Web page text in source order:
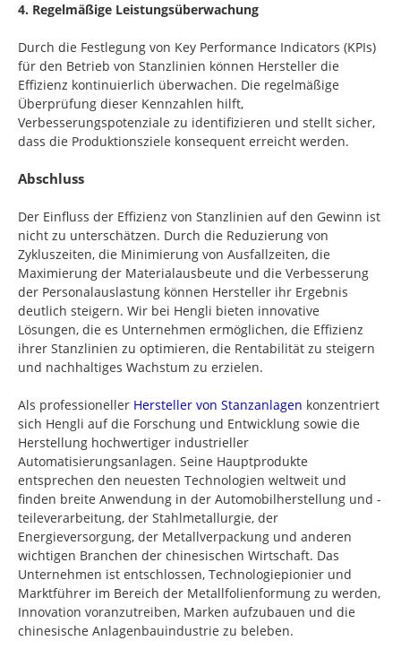
4. Regelmäßige Leistungsüberwachung
Durch die Festlegung von Key Performance Indicators (KPIs)
für den Betrieb von Stanzlinien können Hersteller die
Effizienz kontinuierlich überwachen. Die regelmäßige
Überprüfung dieser Kennzahlen hilft,
Verbesserungspotenziale zu identifizieren und stellt sicher,
dass die Produktionsziele konsequent erreicht werden.
Abschluss
Der Einfluss der Effizienz von Stanzlinien auf den Gewinn ist
nicht zu unterschätzen. Durch die Reduzierung von
Zykluszeiten, die Minimierung von Ausfallzeiten, die
Maximierung der Materialausbeute und die Verbesserung
der Personalauslastung können Hersteller ihr Ergebnis
deutlich steigern. Wir bei Hengli bieten innovative
Lösungen, die es Unternehmen ermöglichen, die Effizienz
ihrer Stanzlinien zu optimieren, die Rentabilität zu steigern
und nachhaltiges Wachstum zu erzielen.
Als professioneller Hersteller von Stanzanlagen konzentriert
sich Hengli auf die Forschung und Entwicklung sowie die
Herstellung hochwertiger industrieller
Automatisierungsanlagen. Seine Hauptprodukte
entsprechen den neuesten Technologien weltweit und
finden breite Anwendung in der Automobilherstellung und -
teileverarbeitung, der Stahlmetallurgie, der
Energieversorgung, der Metallverpackung und anderen
wichtigen Branchen der chinesischen Wirtschaft. Das
Unternehmen ist entschlossen, Technologiepionier und
Marktführer im Bereich der Metallfolienformung zu werden,
Innovation voranzutreiben, Marken aufzubauen und die
chinesische Anlagenbauindustrie zu beleben.